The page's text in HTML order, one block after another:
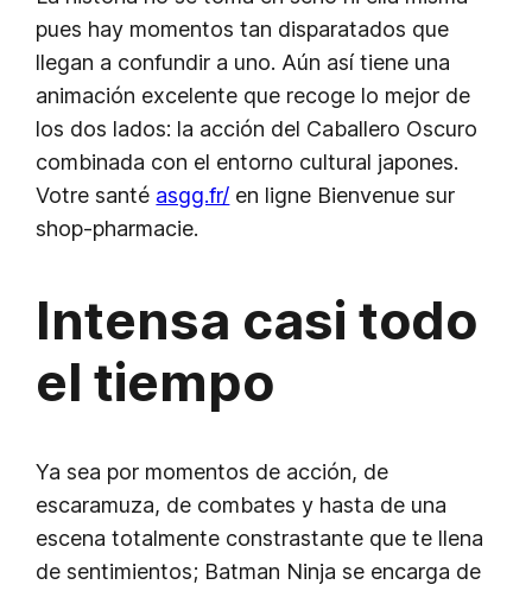
pues hay momentos tan disparatados que
llegan a confundir a uno. Aún así tiene una
animación excelente que recoge lo mejor de
los dos lados: la acción del Caballero Oscuro
combinada con el entorno cultural japones.
Votre santé asgg.fr/ en ligne Bienvenue sur
shop-pharmacie.
Intensa casi todo
el tiempo
Ya sea por momentos de acción, de
escaramuza, de combates y hasta de una
escena totalmente constrastante que te llena
de sentimientos; Batman Ninja se encarga de